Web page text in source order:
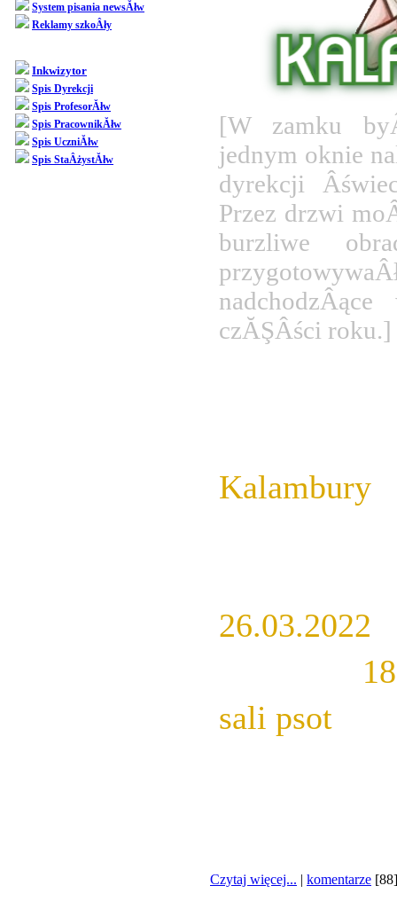
System pisania newsĂłw
Reklamy szkoÂły
Inkwizytor
Spis Dyrekcji
Spis ProfesorĂłw
Spis PracownikĂłw
Spis UczniĂłw
Spis StaÂżystĂłw
[W zamku
jednym oknie
dyrekcji
Przez drzwi
burzliwe
czĂŞÂści roku.]
Kalambury,
26.03.2022
sali psot
Czytaj więcej... | komentarze [88]